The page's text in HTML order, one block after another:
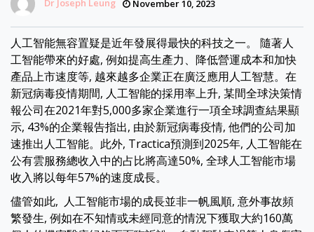
Dr Joseph Leung November 10, 2023
人工智能無容置疑是近年發展得最快的科技之一。 隨著人
工智能帶來的好處, 例如提高生產力、降低營運成本和加快
產品上市速度等, 越來越多企業正在廣泛應用人工智慧。在
新冠病毒疫情期間, 人工智能的採用率上升, 某間全球決策情
報公司在2021年對5,000多家企業進行一項全球調查結果顯
示, 43%的企業報告指出, 由於新冠病毒疫情, 他們的公司加
速推出人工智能。此外, Tractica預測到2025年, 人工智能在
公有雲服務總收入中的占比將高達50%, 全球人工智能市場
收入將以每年57%的速度成長。
儘管如此, 人工智能市場的成長並非一帆風順, 意外事故頻
繁發生, 例如在不知情或未經同意的情況下獲取大約160萬